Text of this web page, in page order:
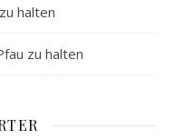
halten
zu halten